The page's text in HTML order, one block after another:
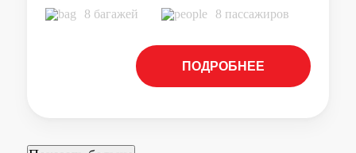
8 багажей
8 пассажиров
ПОДРОБНЕЕ